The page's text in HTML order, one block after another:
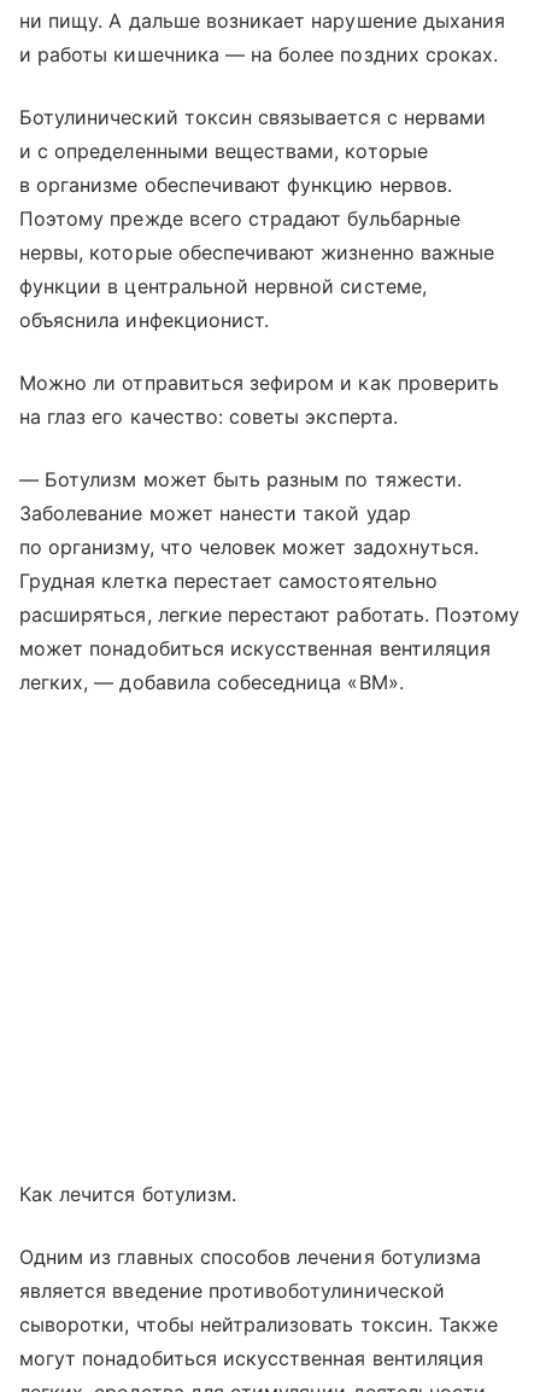
ни пищу. А дальше возникает нарушение дыхания
и работы кишечника — на более поздних сроках.
Ботулинический токсин связывается с нервами
и с определенными веществами, которые
в организме обеспечивают функцию нервов.
Поэтому прежде всего страдают бульбарные
нервы, которые обеспечивают жизненно важные
функции в центральной нервной системе,
объяснила инфекционист.
Можно ли отправиться зефиром и как проверить
на глаз его качество: советы эксперта.
— Ботулизм может быть разным по тяжести.
Заболевание может нанести такой удар
по организму, что человек может задохнуться.
Грудная клетка перестает самостоятельно
расширяться, легкие перестают работать. Поэтому
может понадобиться искусственная вентиляция
легких, — добавила собеседница «ВМ».
Как лечится ботулизм.
Одним из главных способов лечения ботулизма
является введение противоботулинической
сыворотки, чтобы нейтрализовать токсин. Также
могут понадобиться искусственная вентиляция